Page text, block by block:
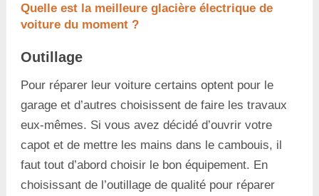
Quelle est la meilleure glacière électrique de
voiture du moment ?
Outillage
Pour réparer leur voiture certains optent pour le
garage et d’autres choisissent de faire les travaux
eux-mêmes. Si vous avez décidé d’ouvrir votre
capot et de mettre les mains dans le cambouis, il
faut tout d’abord choisir le bon équipement. En
choisissant de l’outillage de qualité pour réparer